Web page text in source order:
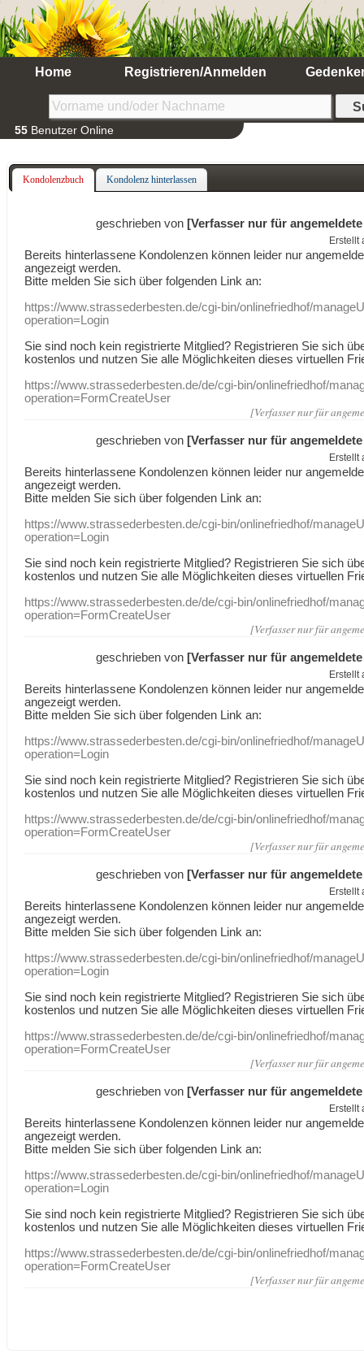
Home Registrieren/Anmelden
55 Benutzer Online
Kondolenzbuch Kondolenz hinterlassen
geschrieben von [Verfasser nur für
Erstellt
Bereits hinterlassene Kondolenzen können leider nur
angezeigt werden.
Bitte melden Sie sich über folgenden Link an:
https://www.strassederbesten.de/cgi-bin/onlinefriedhof/
operation=Login
Sie sind noch kein registrierte Mitglied? Registrieren Sie sich
kostenlos und nutzen Sie alle Möglichkeiten dieses virtuellen
https://www.strassederbesten.de/de/cgi-bin/onlinefriedhof/
operation=FormCreateUser
[Verfasser nur für
geschrieben von [Verfasser nur für
Erstellt
Bereits hinterlassene Kondolenzen können leider nur
angezeigt werden.
Bitte melden Sie sich über folgenden Link an:
https://www.strassederbesten.de/cgi-bin/onlinefriedhof/
operation=Login
Sie sind noch kein registrierte Mitglied? Registrieren Sie sich
kostenlos und nutzen Sie alle Möglichkeiten dieses virtuellen
https://www.strassederbesten.de/de/cgi-bin/onlinefriedhof/
operation=FormCreateUser
[Verfasser nur für
geschrieben von [Verfasser nur für
Erstellt
Bereits hinterlassene Kondolenzen können leider nur
angezeigt werden.
Bitte melden Sie sich über folgenden Link an:
https://www.strassederbesten.de/cgi-bin/onlinefriedhof/
operation=Login
Sie sind noch kein registrierte Mitglied? Registrieren Sie sich
kostenlos und nutzen Sie alle Möglichkeiten dieses virtuellen
https://www.strassederbesten.de/de/cgi-bin/onlinefriedhof/
operation=FormCreateUser
[Verfasser nur für
geschrieben von [Verfasser nur für
Erstellt
Bereits hinterlassene Kondolenzen können leider nur
angezeigt werden.
Bitte melden Sie sich über folgenden Link an:
https://www.strassederbesten.de/cgi-bin/onlinefriedhof/
operation=Login
Sie sind noch kein registrierte Mitglied? Registrieren Sie sich
kostenlos und nutzen Sie alle Möglichkeiten dieses virtuellen
https://www.strassederbesten.de/de/cgi-bin/onlinefriedhof/
operation=FormCreateUser
[Verfasser nur für
geschrieben von [Verfasser nur für
Erstellt
Bereits hinterlassene Kondolenzen können leider nur
angezeigt werden.
Bitte melden Sie sich über folgenden Link an:
https://www.strassederbesten.de/cgi-bin/onlinefriedhof/
operation=Login
Sie sind noch kein registrierte Mitglied? Registrieren Sie sich
kostenlos und nutzen Sie alle Möglichkeiten dieses virtuellen
https://www.strassederbesten.de/de/cgi-bin/onlinefriedhof/
operation=FormCreateUser
[Verfasser nur für